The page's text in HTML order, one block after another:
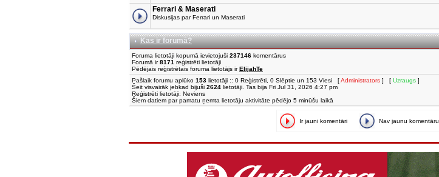
Ferrari & Maserati
Diskusijas par Ferrari un Maserati
Kas ir forumā?
Foruma lietotāji kopumā ievietojuši 237146 komentārus
Forumā ir8171 reģistrēti lietotāji
Pēdējais reģistrētais foruma lietotājs irElijahTe
Pašlaik forumu aplūko 153 lietotāji :: 0 Reģistrēti, 0 Slēptie un 153 Viesi [Administrators ] [ Uzraugs ]
Šeit visvairāk jebkad bijuši 2624 lietotāji. Tas bija Fri Jul 31, 2026 4:27 pm
Reģistrēti lietotāji: Neviens
Šiem datiem par pamatu ņemta lietotāju aktivitāte pēdējo 5 minūšu laikā
Ir jauni komentāri Nav jaunu komentāru